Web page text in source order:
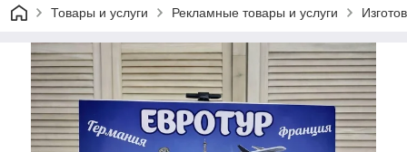
Товары и услуги Рекламные товары и услуги